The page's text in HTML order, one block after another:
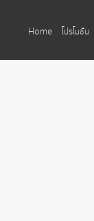
Home
โปรโมชั่น